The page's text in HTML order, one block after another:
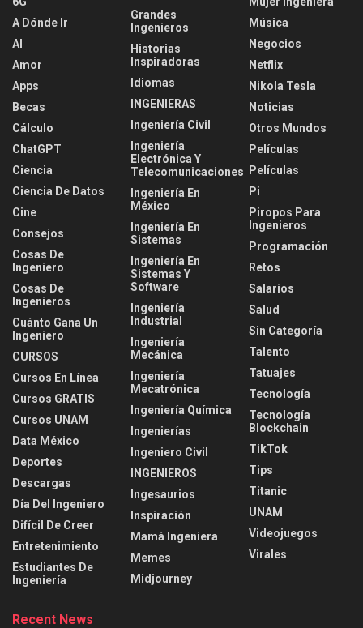
A Dónde Ir
AI
Amor
Apps
Becas
Cálculo
ChatGPT
Ciencia
Ciencia De Datos
Cine
Consejos
Cosas De
Ingeniero
Cosas De
Ingenieros
Cuánto Gana Un
Ingeniero
CURSOS
Cursos En Línea
Cursos GRATIS
Cursos UNAM
Data México
Deportes
Descargas
Día Del Ingeniero
Difícil De Creer
Entretenimiento
Estudiantes De
Ingeniería
Grandes
Ingenieros
Historias
Inspiradoras
Idiomas
INGENIERAS
Ingeniería Civil
Ingeniería
Electrónica Y
Telecomunicaciones
Ingeniería En
México
Ingeniería En
Sistemas
Ingeniería En
Sistemas Y
Software
Ingeniería
Industrial
Ingeniería
Mecánica
Ingeniería
Mecatrónica
Ingeniería Química
Ingenierías
Ingeniero Civil
INGENIEROS
Ingesaurios
Inspiración
Mamá Ingeniera
Memes
Midjourney
Música
Negocios
Netflix
Nikola Tesla
Noticias
Otros Mundos
Películas
Películas
Pi
Piropos Para
Ingenieros
Programación
Retos
Salarios
Salud
Sin Categoría
Talento
Tatuajes
Tecnología
Tecnología
Blockchain
TikTok
Tips
Titanic
UNAM
Videojuegos
Virales
Recent News